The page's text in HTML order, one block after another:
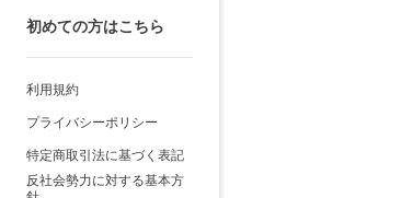
初めての方はこちら
利用規約
プライバシーポリシー
特定商取引法に基づく表記
反社会勢力に対する基本方